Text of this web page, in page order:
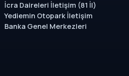
İcra Daireleri İletişim (81 İl)
Yediemin Otopark İletişim
Banka Genel Merkezleri